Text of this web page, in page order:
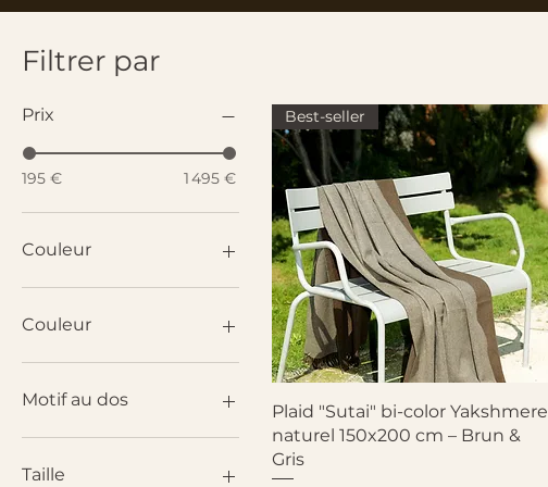
Filtrer par
Prix
195 € 1 495 €
Couleur
Couleur
Chocolat
Chocolat noir
Gris
Gris beige
Motif au dos
avec
sans
Taille
Aperçu rapide
Best-seller
Plaid "Sutai" bi-color Yakshmere
naturel 150x200 cm – Brun &
Gris